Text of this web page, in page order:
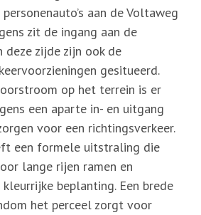
aan de Voltaweg
zit de ingang aan de
deze zijde zijn ook de
gesitueerd.
op het terrein is er
een aparte in- en uitgang
voor een richtingsverkeer.
een formele uitstraling die
lange rijen ramen en
beplanting. Een brede
het perceel zorgt voor